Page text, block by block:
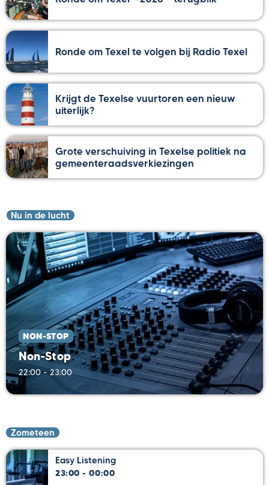
Ronde om Texel te volgen bij Radio Texel
Krijgt de Texelse vuurtoren een nieuw
uiterlijk?
Grote verschuiving in Texelse politiek na
gemeenteraadsverkiezingen
Nu in de lucht
NON-STOP
Non-Stop
22:00 - 23:00
Zometeen
Easy Listening
23:00 - 00:00